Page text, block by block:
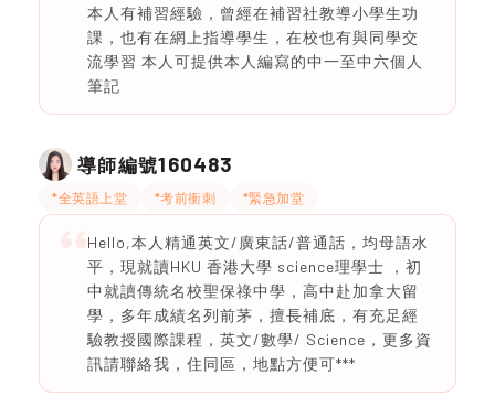
本人有補習經驗，曾經在補習社教導小學生功
課，也有在網上指導學生，在校也有與同學交
流學習 本人可提供本人編寫的中一至中六個人
筆記
導師編號160483
*全英語上堂 *考前衝刺 *緊急加堂
Hello,本人精通英文/廣東話/普通話，均母語水
平，現就讀HKU 香港大學 science理學士 ，初
中就讀傳統名校聖保祿中學，高中赴加拿大留
學，多年成績名列前茅，擅長補底，有充足經
驗教授國際課程，英文/數學/ Science，更多資
訊請聯絡我，住同區，地點方便可***